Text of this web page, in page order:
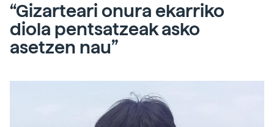
“Gizarteari onura ekarriko
diola pentsatzeak asko
asetzen nau”